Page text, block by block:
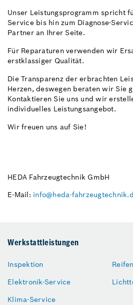
Unser Leistungsprogramm spricht
Service bis hin zum Diagnose-
Partner an Ihrer Seite.
Für Reparaturen verwenden wir
erstklassiger Qualität.
Die Transparenz der erbrachten
Herzen, deswegen beraten wir Sie
Kontaktieren Sie uns und wir
individuelles Leistungsangebot.
Wir freuen uns auf Sie!
HEDA Fahrzeugtechnik GmbH
E-Mail: info@heda-
Werkstattleistungen
Inspektion
Elektronik-Service
Klima-Service